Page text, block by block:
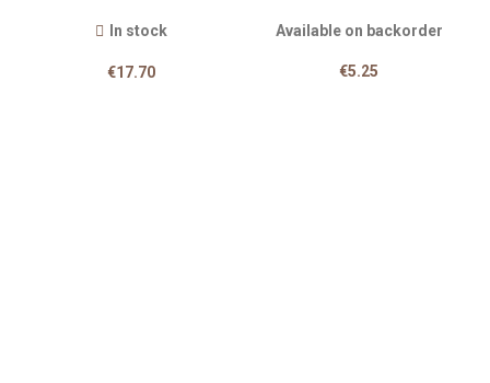
In stock
€17.70
Available on backorder
€5.25